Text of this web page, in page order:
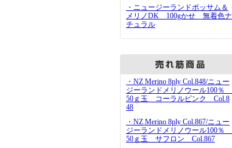
・ニュージーランドポッサム＆
メリノDK 100gかせ 無着色ナ
チュラル
・NZ Merino 8ply Col.848/ニュー
ジーランドメリノウール100％
50ｇ玉 コーラルピンク Col.8
48
・NZ Merino 8ply Col.867/ニュー
ジーランドメリノウール100％
50ｇ玉 サフロン Col.867